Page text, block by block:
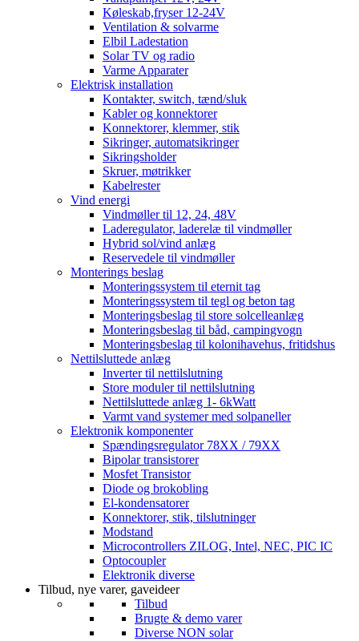
Køleskab,fryser 12-24V
Ventilation & solvarme
Elbil Ladestation
Solar TV og radio
Varme Apparater
Elektrisk installation
Kontakter, switch, tænd/sluk
Kabler og konnektorer
Konnektorer, klemmer, stik
Sikringer, automatsikringer
Sikringsholder
Skruer, møtrikker
Kabelrester
Vind energi
Vindmøller til 12, 24, 48V
Laderegulator, laderelæ til vindmøller
Hybrid sol/vind anlæg
Reservedele til vindmøller
Monterings beslag
Monteringssystem til eternit tag
Monteringssystem til tegl og beton tag
Monteringsbeslag til store solcelleanlæg
Monteringsbeslag til båd, campingvogn
Monteringsbeslag til kolonihavehus, fritidshus
Nettilsluttede anlæg
Inverter til nettilslutning
Store moduler til nettilslutning
Nettilsluttede anlæg 1- 6kWatt
Varmt vand systemer med solpaneller
Elektronik komponenter
Spændingsregulator 78XX / 79XX
Bipolar transistorer
Mosfet Transistor
Diode og brokobling
El-kondensatorer
Konnektorer, stik, tilslutninger
Modstand
Microcontrollers ZILOG, Intel, NEC, PIC IC
Optocoupler
Elektronik diverse
Tilbud, nye varer, gaveideer
Tilbud
Brugte & demo varer
Diverse NON solar